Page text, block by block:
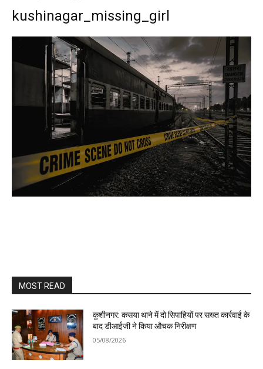
kushinagar_missing_girl
MOST READ
कुशीनगर: कसया थाने में दो सिपाहियों पर सख्त कार्रवाई के
बाद डीआईजी ने किया औचक निरीक्षण
05/08/2026